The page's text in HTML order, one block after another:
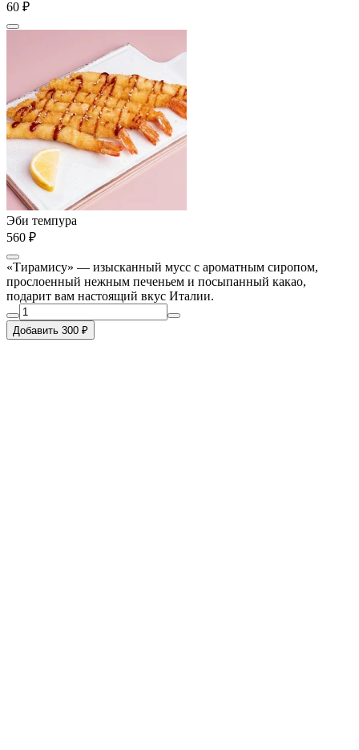
60 ₽
Эби темпура
560 ₽
«Тирамису» — изысканный мусс с ароматным сиропом,
прослоенный нежным печеньем и посыпанный какао,
подарит вам настоящий вкус Италии.
Добавить 300 ₽